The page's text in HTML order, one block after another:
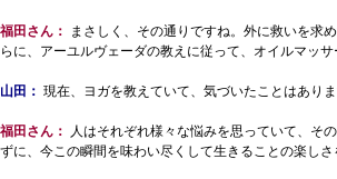
福田さん：
まさしく、その通りですね。外に救いを求
らに、アーユルヴェーダの教えに従って、オイルマッ
山田： 現在、ヨガを教えていて、気づいたことはあり
福田さん：
人はそれぞれ様々な悩みを思っていて、そ
ずに、今この瞬間を味わい尽くして生きることの楽し